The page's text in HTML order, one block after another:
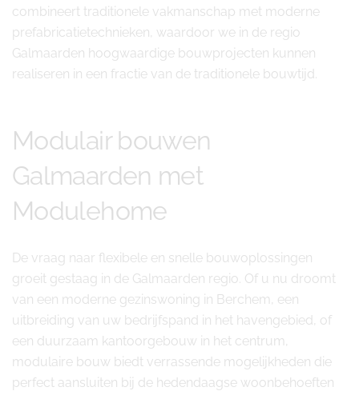
combineert traditionele vakmanschap met moderne
prefabricatietechnieken, waardoor we in de regio
Galmaarden hoogwaardige bouwprojecten kunnen
realiseren in een fractie van de traditionele bouwtijd.
Modulair bouwen
Galmaarden met
Modulehome
De vraag naar flexibele en snelle bouwoplossingen
groeit gestaag in de Galmaarden regio. Of u nu droomt
van een moderne gezinswoning in Berchem, een
uitbreiding van uw bedrijfspand in het havengebied, of
een duurzaam kantoorgebouw in het centrum,
modulaire bouw biedt verrassende mogelijkheden die
perfect aansluiten bij de hedendaagse woonbehoeften